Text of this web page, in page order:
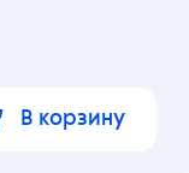
В корзину